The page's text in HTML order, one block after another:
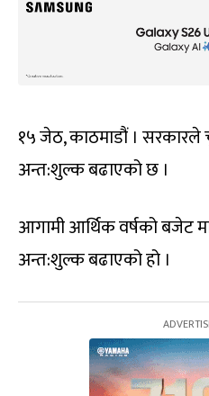
१५ जेठ, काठमाडौं । सरकारले
अन्त:शुल्क बढाएको छ ।
आगामी आर्थिक वर्षको बजेट
अन्त:शुल्क बढाएको हो ।